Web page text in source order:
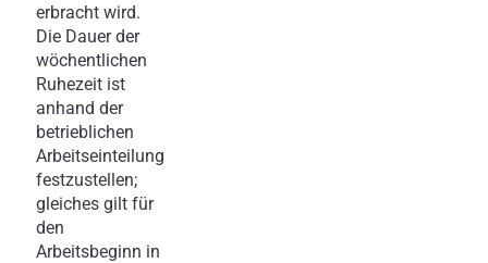
erbracht wird.
Die Dauer der
wöchentlichen
Ruhezeit ist
anhand der
betrieblichen
Arbeitseinteilung
festzustellen;
gleiches gilt für
den
Arbeitsbeginn in